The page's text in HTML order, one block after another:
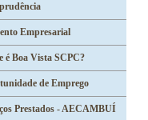
Empresarial
é Boa Vista SCPC?
de Emprego
Prestados - AECAMBUÍ